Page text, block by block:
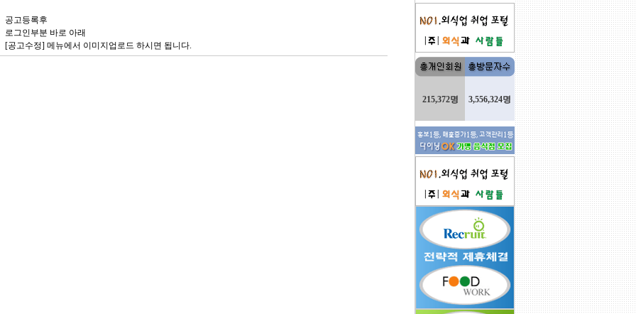
공고등록후
로그인부분 바로 아래
[공고수정] 메뉴에서 이미지업로드 하시면 됩니다.
215,372명 3,556,324명